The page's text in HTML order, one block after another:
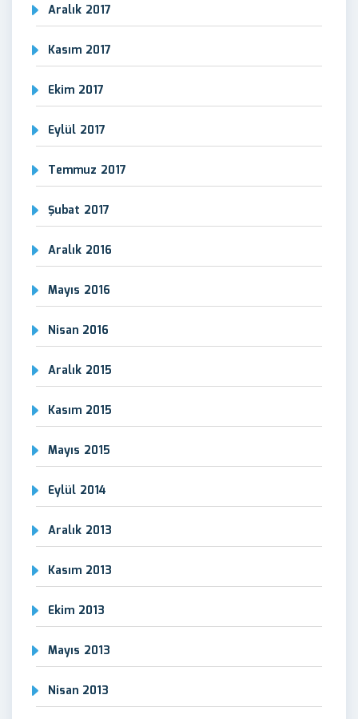
Aralık 2017
Kasım 2017
Ekim 2017
Eylül 2017
Temmuz 2017
Şubat 2017
Aralık 2016
Mayıs 2016
Nisan 2016
Aralık 2015
Kasım 2015
Mayıs 2015
Eylül 2014
Aralık 2013
Kasım 2013
Ekim 2013
Mayıs 2013
Nisan 2013